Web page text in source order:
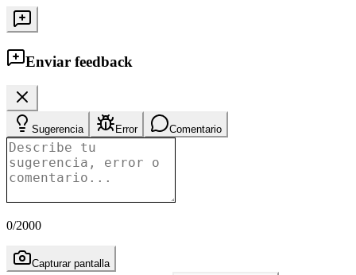
Enviar feedback
Sugerencia Error Comentario
0/2000
Capturar pantalla